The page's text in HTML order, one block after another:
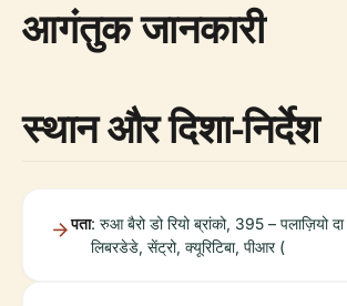
आगंतुक जानकारी
स्थान और दिशा-निर्देश
पता: रुआ बैरो डो रियो ब्रांको, 395 – पलाज़ियो दा
लिबरडेडे, सेंट्रो, क्यूरिटिबा, पीआर (